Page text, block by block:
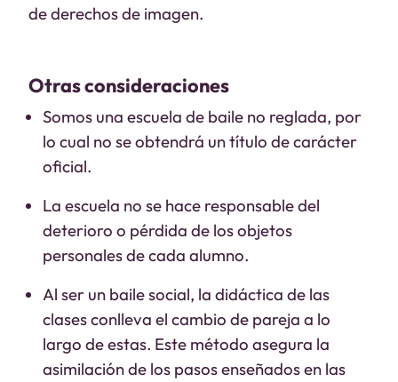
de derechos de imagen.
Otras consideraciones
Somos una escuela de baile no reglada, por
lo cual no se obtendrá un título de carácter
oficial.
La escuela no se hace responsable del
deterioro o pérdida de los objetos
personales de cada alumno.
Al ser un baile social, la didáctica de las
clases conlleva el cambio de pareja a lo
largo de estas. Este método asegura la
asimilación de los pasos enseñados en las